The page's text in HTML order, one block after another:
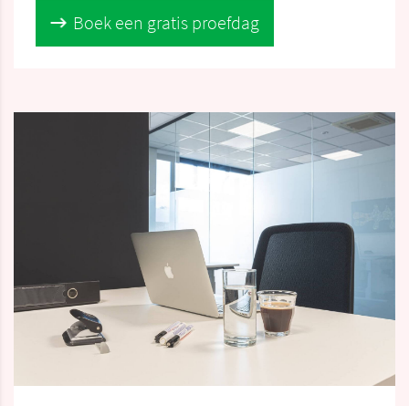
Boek een gratis proefdag